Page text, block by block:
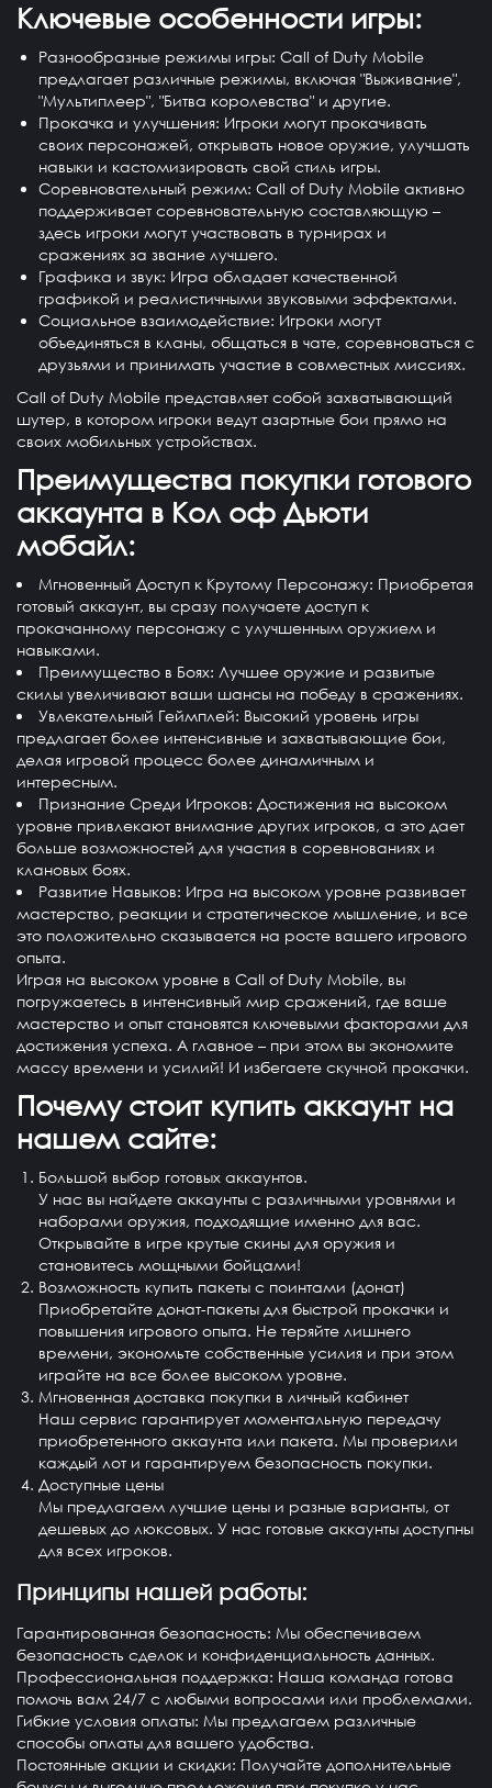
Ключевые особенности игры:
Разнообразные режимы игры: Call of Duty Mobile
предлагает различные режимы, включая "Выживание",
"Мультиплеер", "Битва королевства" и другие.
Прокачка и улучшения: Игроки могут прокачивать
своих персонажей, открывать новое оружие, улучшать
навыки и кастомизировать свой стиль игры.
Соревновательный режим: Call of Duty Mobile активно
поддерживает соревновательную составляющую –
здесь игроки могут участвовать в турнирах и
сражениях за звание лучшего.
Графика и звук: Игра обладает качественной
графикой и реалистичными звуковыми эффектами.
Социальное взаимодействие: Игроки могут
объединяться в кланы, общаться в чате, соревноваться с
друзьями и принимать участие в совместных миссиях.
Call of Duty Mobile представляет собой захватывающий
шутер, в котором игроки ведут азартные бои прямо на
своих мобильных устройствах.
Преимущества покупки готового
аккаунта в Кол оф Дьюти
мобайл:
Мгновенный Доступ к Крутому Персонажу: Приобретая
готовый аккаунт, вы сразу получаете доступ к
прокачанному персонажу с улучшенным оружием и
навыками.
Преимущество в Боях: Лучшее оружие и развитые
скилы увеличивают ваши шансы на победу в сражениях.
Увлекательный Геймплей: Высокий уровень игры
предлагает более интенсивные и захватывающие бои,
делая игровой процесс более динамичным и
интересным.
Признание Среди Игроков: Достижения на высоком
уровне привлекают внимание других игроков, а это дает
больше возможностей для участия в соревнованиях и
клановых боях.
Развитие Навыков: Игра на высоком уровне развивает
мастерство, реакции и стратегическое мышление, и все
это положительно сказывается на росте вашего игрового
опыта.
Играя на высоком уровне в Call of Duty Mobile, вы
погружаетесь в интенсивный мир сражений, где ваше
мастерство и опыт становятся ключевыми факторами для
достижения успеха. А главное – при этом вы экономите
массу времени и усилий! И избегаете скучной прокачки.
Почему стоит купить аккаунт на
нашем сайте:
Большой выбор готовых аккаунтов.
У нас вы найдете аккаунты с различными уровнями и
наборами оружия, подходящие именно для вас.
Открывайте в игре крутые скины для оружия и
становитесь мощными бойцами!
Возможность купить пакеты с поинтами (донат)
Приобретайте донат-пакеты для быстрой прокачки и
повышения игрового опыта. Не теряйте лишнего
времени, экономьте собственные усилия и при этом
играйте на все более высоком уровне.
Мгновенная доставка покупки в личный кабинет
Наш сервис гарантирует моментальную передачу
приобретенного аккаунта или пакета. Мы проверили
каждый лот и гарантируем безопасность покупки.
Доступные цены
Мы предлагаем лучшие цены и разные варианты, от
дешевых до люксовых. У нас готовые аккаунты доступны
для всех игроков.
Принципы нашей работы:
Гарантированная безопасность: Мы обеспечиваем
безопасность сделок и конфиденциальность данных.
Профессиональная поддержка: Наша команда готова
помочь вам 24/7 с любыми вопросами или проблемами.
Гибкие условия оплаты: Мы предлагаем различные
способы оплаты для вашего удобства.
Постоянные акции и скидки: Получайте дополнительные